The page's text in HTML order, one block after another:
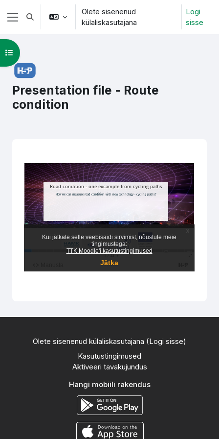
Jäta vahele peasisuni
Küljepaneel
Lülitab otsingu sisendi
Olete sisenenud
külaliskasutajana
Logi
sisse
Presentation file - Route
condition
Ava kursuse sisukord
Olete sisenenud külaliskasutajana (Logi sisse)
Kasutustingimused
Aktiveeri tavakujundus
Hangi mobiili rakendus